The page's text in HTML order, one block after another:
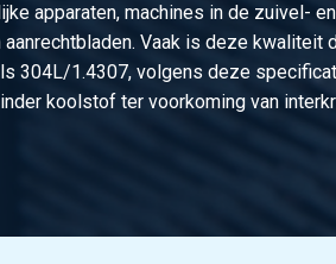
apparaten, machines in de zuivel-
Vaak is deze kwaliteit
304L/1.4307, volgens deze
koolstof ter voorkoming van